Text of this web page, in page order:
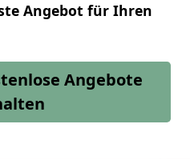
Angebot für Ihren
Angebote